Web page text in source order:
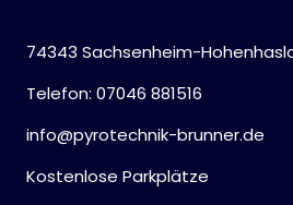
74343 Sachsenheim-
Telefon: 07046 881516
info@pyrotechnik-brunner.de
Kostenlose Parkplätze